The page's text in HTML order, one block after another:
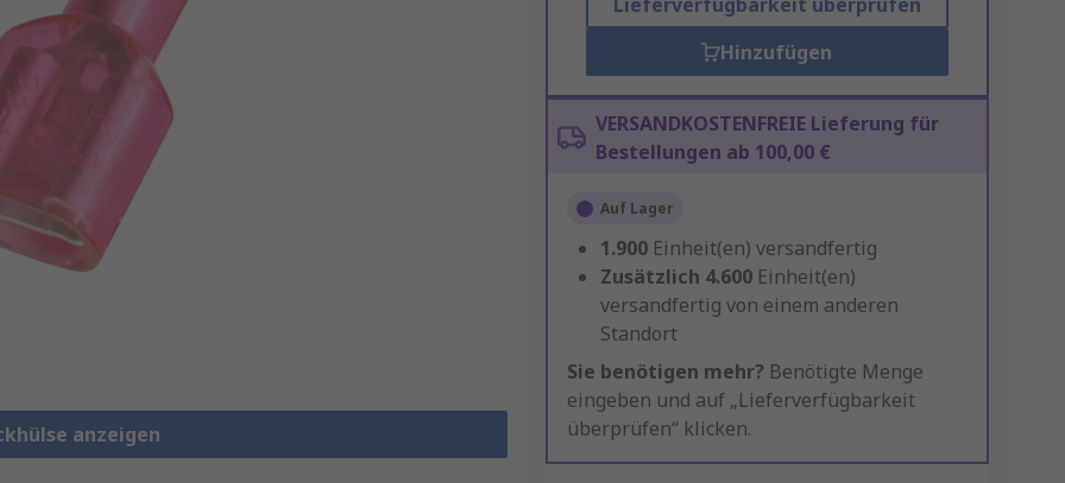
anzeigen
Hinzufügen
VERSANDKOSTENFREIE Lieferung für
Bestellungen ab 100,00 €
Auf Lager
1.900 Einheit(en) versandfertig
Zusätzlich 4.600 Einheit(en)
versandfertig von einem anderen
Standort
Sie benötigen mehr? Benötigte Menge
eingeben und auf „Lieferverfügbarkeit
überprüfen“ klicken.